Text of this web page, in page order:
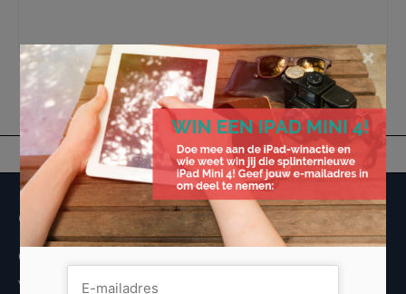
Overige informatie
Over Voordeligst.nl
Veelgestelde vragen
×